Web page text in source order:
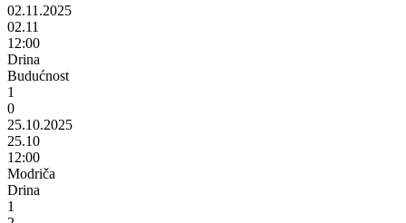
02.11.2025
02.11
12:00
Drina
Budućnost
1
0
25.10.2025
25.10
12:00
Modriča
Drina
1